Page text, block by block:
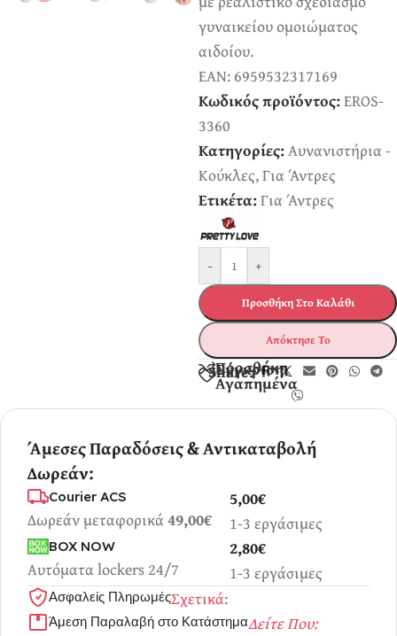
γυναικείου ομοιώματος
αιδοίου.
EAN:6959532317169
Κωδικός προϊόντος:EROS-
3360
Κατηγορίες:Αυνανιστήρια -
Κούκλες,Για Άντρες
Ετικέτα:Για Άντρες
- +
Προσθήκη Στο Καλάθι
Απόκτησε Το
Σύγκριση
Προσθήκη
Αγαπημένα
Share:
Άμεσες Παραδόσεις & Αντικαταβολή
Δωρεάν:
Courier ACS
Δωρεάν μεταφορικά49,00€ 1-3 εργάσιμες
5,00€
BOX NOW
Αυτόματα lockers 24/7 1-3 εργάσιμες
2,80€
Ασφαλείς ΠληρωμέςΣχετικά:
Άμεση Παραλαβή στο ΚατάστημαΔείτε Που: